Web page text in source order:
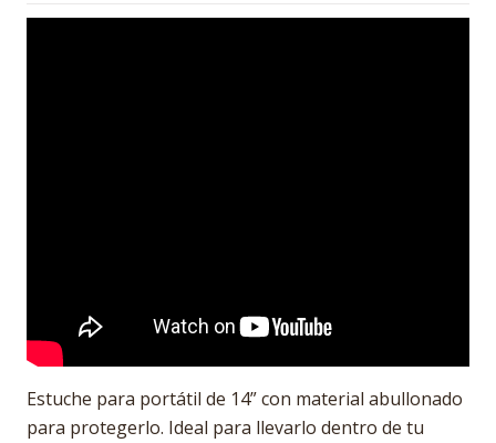
Estuche para portátil de 14” con material abullonado
para protegerlo. Ideal para llevarlo dentro de tu